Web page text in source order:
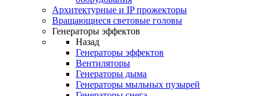
Архитектурные и IP прожекторы
Вращающиеся световые головы
Генераторы эффектов
Назад
Генераторы эффектов
Вентиляторы
Генераторы дыма
Генераторы мыльных пузырей